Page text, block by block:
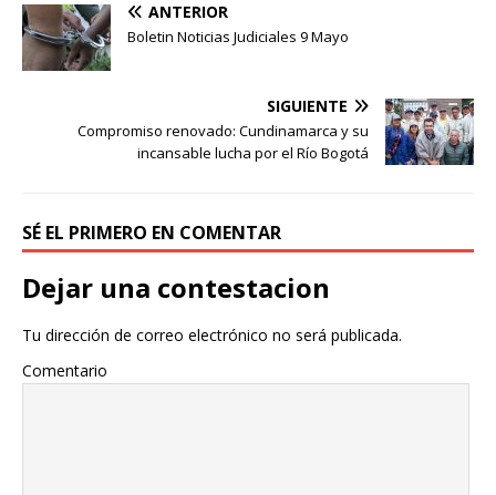
ANTERIOR
Boletin Noticias Judiciales 9 Mayo
SIGUIENTE
Compromiso renovado: Cundinamarca y su
incansable lucha por el Río Bogotá
SÉ EL PRIMERO EN COMENTAR
Dejar una contestacion
Tu dirección de correo electrónico no será publicada.
Comentario